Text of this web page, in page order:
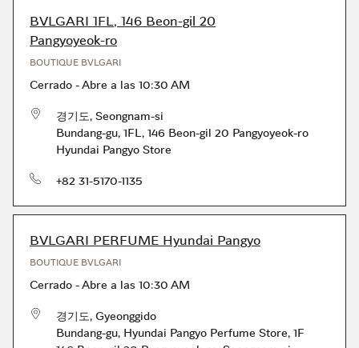
BVLGARI 1FL, 146 Beon-gil 20
Pangyoyeok-ro
BOUTIQUE BVLGARI
Cerrado -Abre a las 10:30 AM
경기도, Seongnam-si
Bundang-gu, 1FL, 146 Beon-gil 20 Pangyoyeok-ro
Hyundai Pangyo Store
Teléfono+82 31-5170-1135
BVLGARI PERFUME Hyundai Pangyo
BOUTIQUE BVLGARI
Cerrado -Abre a las 10:30 AM
경기도, Gyeonggido
Bundang-gu, Hyundai Pangyo Perfume Store, 1F